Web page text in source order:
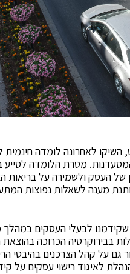
השיקו לאחרונה לומדה
מטרת הלומדה לסייע
של העסק ולשמירה על
מענה לשאלות נפוצות
לבעלי העסקים במהלך
בבירוקרטיה הכרוכה
על קהל הצרכנים בהיבטי
לאיגוד רישוי עסקים על